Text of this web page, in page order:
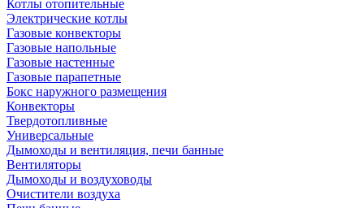
Котлы отопительные
Электрические котлы
Газовые конвекторы
Газовые напольные
Газовые настенные
Газовые парапетные
Бокс наружного размещения
Конвекторы
Твердотопливные
Универсальные
Дымоходы и вентиляция, печи банные
Вентиляторы
Дымоходы и воздуховоды
Очистители воздуха